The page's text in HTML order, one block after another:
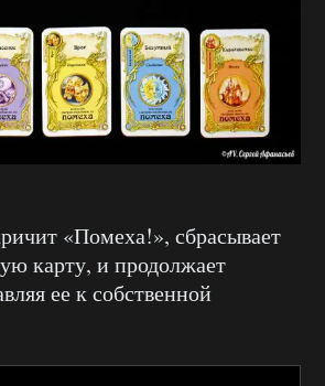
«Помеха!», сбрасывает
карту, и продолжает
ее к собственной